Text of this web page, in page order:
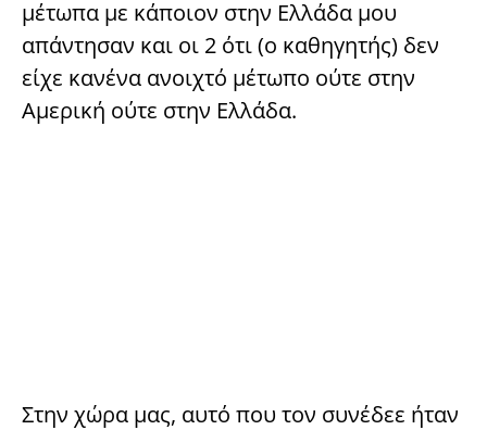
μέτωπα με κάποιον στην Ελλάδα μου
απάντησαν και οι 2 ότι (ο καθηγητής) δεν
είχε κανένα ανοιχτό μέτωπο ούτε στην
Αμερική ούτε στην Ελλάδα.
Στην χώρα μας, αυτό που τον συνέδεε ήταν